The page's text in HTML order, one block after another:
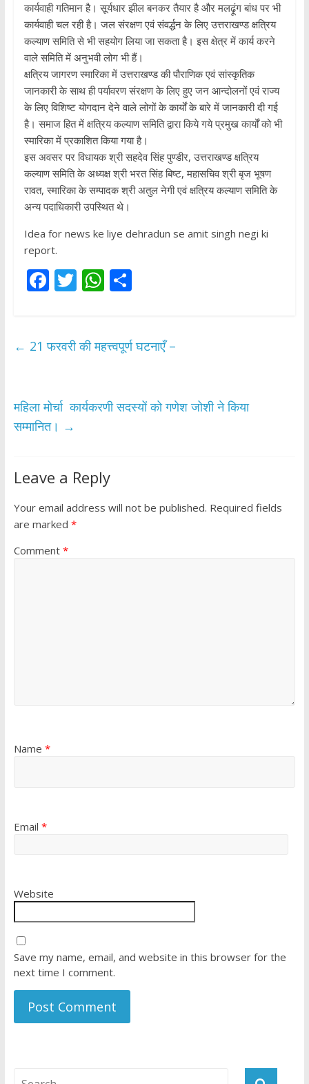
कार्यवाही गतिमान है। सूर्यधार झील बनकर तैयार है और मलढ़ूंग बांध पर भी
कार्यवाही चल रही है। जल संरक्षण एवं संवर्द्धन के लिए उत्तराखण्ड क्षत्रिय
कल्याण समिति से भी सहयोग लिया जा सकता है। इस क्षेत्र में कार्य करने
वाले समिति में अनुभवी लोग भी हैं।
क्षत्रिय जागरण स्मारिका में उत्तराखण्ड की पौराणिक एवं सांस्कृतिक
जानकारी के साथ ही पर्यावरण संरक्षण के लिए हुए जन आन्दोलनों एवं राज्य
के लिए विशिष्ट योगदान देने वाले लोगों के कार्यों के बारे में जानकारी दी गई
है। समाज हित में क्षत्रिय कल्याण समिति द्वारा किये गये प्रमुख कार्यों को भी
स्मारिका में प्रकाशित किया गया है।
इस अवसर पर विधायक श्री सहदेव सिंह पुण्डीर, उत्तराखण्ड क्षत्रिय
कल्याण समिति के अध्यक्ष श्री भरत सिंह बिष्ट, महासचिव श्री बृज भूषण
रावत, स्मारिका के सम्पादक श्री अतुल नेगी एवं क्षत्रिय कल्याण समिति के
अन्य पदाधिकारी उपस्थित थे।
Idea for news ke liye dehradun se amit singh negi ki
report.
F
b
k
T
er
W
s
p
S
e
← 21 फरवरी की महत्त्वपूर्ण घटनाएँ –
महिला मोर्चा कार्यकरणी सदस्यों को गणेश जोशी ने किया
सम्मानित। →
Leave a Reply
Your email address will not be published. Required fields
are marked *
Comment *
Name *
Email *
Website
Save my name, email, and website in this browser for the
next time I comment.